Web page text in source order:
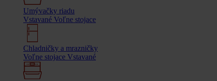
Umývačky riadu
Vstavané Voľne stojace
Chladničky a mrazničky
Voľne stojace Vstavané